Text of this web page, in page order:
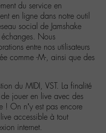
du service en
en ligne dans notre outil
social de Jamshake
Nous
entre nos utilisateurs
comme -M-, ainsi que des
du MIDI, VST. La finalité
jouer en live avec des
! On n’y est pas encore
accessible à tout
internet.